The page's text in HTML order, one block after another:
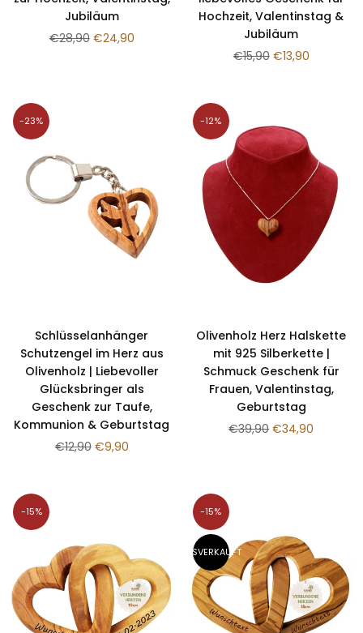
Jubiläum
Normaler
€28,90 €24,90
Hochzeit, Valentinstag &
Jubiläum
Normaler
€15,90 €13,90
-23%
Schlüsselanhänger
Schutzengel im Herz aus
Olivenholz | Liebevoller
Glücksbringer als
Geschenk zur Taufe,
Kommunion & Geburtstag
Normaler
€12,90 €9,90
-12%
Olivenholz Herz Halskette
mit 925 Silberkette |
Schmuck Geschenk für
Frauen, Valentinstag,
Geburtstag
Normaler
€39,90 €34,90
-15% -15%
AUSVERKAUFT